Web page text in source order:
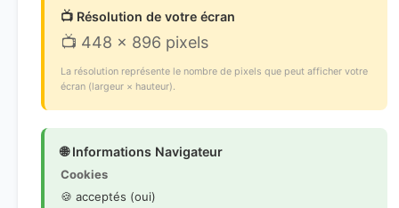
📺 Résolution de votre écran
📺 448 × 896 pixels
La résolution représente le nombre de pixels que peut afficher votre
écran (largeur × hauteur).
🌐 Informations Navigateur
Cookies
🍪 acceptés (oui)